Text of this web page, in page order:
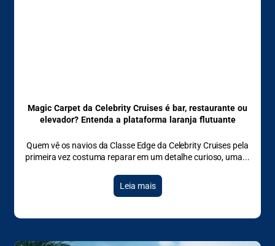
Magic Carpet da Celebrity Cruises é bar, restaurante ou
elevador? Entenda a plataforma laranja flutuante
Quem vê os navios da Classe Edge da Celebrity Cruises pela
primeira vez costuma reparar em um detalhe curioso, uma
Leia mais